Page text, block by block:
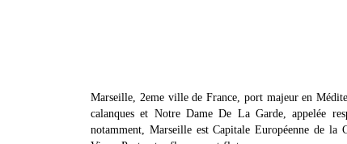
Marseille, 2eme ville de France, port majeur en
calanques et Notre Dame De La Garde, appelée
notamment, Marseille est Capitale Européenne de